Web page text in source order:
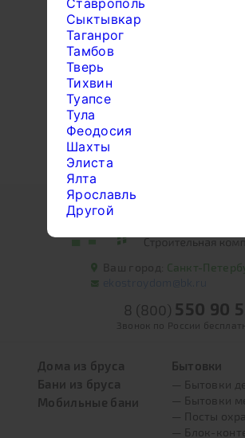
Санкт-
8 (800) 550 90
Звонок по России
Дома из бруса
Бани из бруса
Мобильные бани
Бытовки
— Бытовки
— Бытовки
— Посты
— Блок-
Сыктывкар
Таганрог
Тамбов
Тверь
Тихвин
Туапсе
Тула
Феодосия
Шахты
Элиста
Ялта
Ярославль
Другой